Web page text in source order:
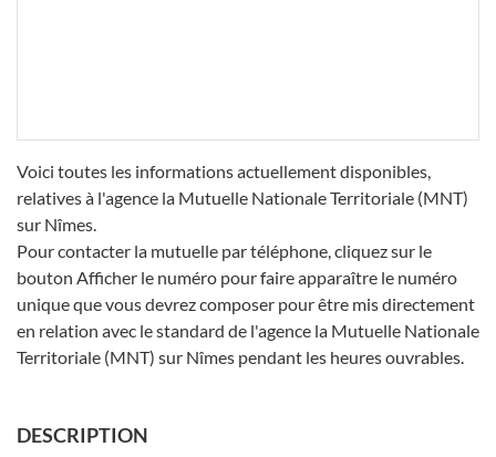
Voici toutes les informations actuellement disponibles,
relatives à l'agence la Mutuelle Nationale Territoriale (MNT)
sur Nîmes.
Pour contacter la mutuelle par téléphone, cliquez sur le
bouton Afficher le numéro pour faire apparaître le numéro
unique que vous devrez composer pour être mis directement
en relation avec le standard de l'agence la Mutuelle Nationale
Territoriale (MNT) sur Nîmes pendant les heures ouvrables.
DESCRIPTION